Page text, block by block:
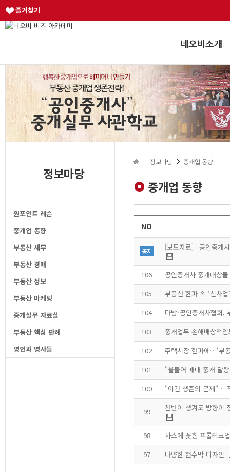
즐겨찾기
정보마당
원포인트 레슨
중개업 동향
부동산 세무
부동산 경매
부동산 정보
부동산 마케팅
중개실무 자료실
부동산 핵심 판례
명언과 명사들
정보마당 중개업 동향
중개업 동향
NO
공지
106
공인중개사 중개대상
105
부동산 한파 속 ‘신사
104
다방-공인중개사협회,
103
중개업무 손해배상책
102
주택시장 한파에…'부
101
"올들어 매매 중개 달
100
"이건 생존의 문제"…
99
98
사스에 꽂힌 프롭테크
97
다양한 현수막 디자인